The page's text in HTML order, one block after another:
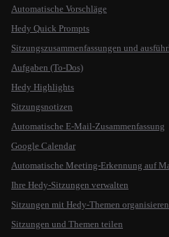
Automatische Vorschläge
Hedy Quick Prompts
Sitzungszusammenfassungen und
Aufgaben (To-Dos)
Hedy Highlights
Sitzungsnotizen
Automatische E-Mail-Zusammenfassung
Google Calendar
Automatische Meeting-Erkennung auf
Ihre Hedy-Sitzungen verwalten
Sitzungen mit Hedy-Themen organisieren
Sitzungen und Themen teilen